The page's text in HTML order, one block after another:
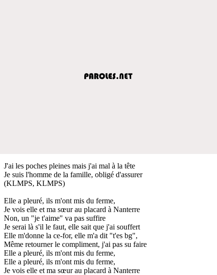
J'ai les poches pleines mais j'ai mal à la tête
Je suis l'homme de la famille, obligé d'assurer
(KLMPS, KLMPS)
Elle a pleuré, ils m'ont mis du ferme,
Je vois elle et ma sœur au placard à Nanterre
Non, un "je t'aime" va pas suffire
Je serai là s'il le faut, elle sait que j'ai souffert
Elle m'donne la ce-for, elle m'a dit "t'es bg",
Même retourner le compliment, j'ai pas su faire
Elle a pleuré, ils m'ont mis du ferme,
Elle a pleuré, ils m'ont mis du ferme,
Je vois elle et ma sœur au placard à Nanterre